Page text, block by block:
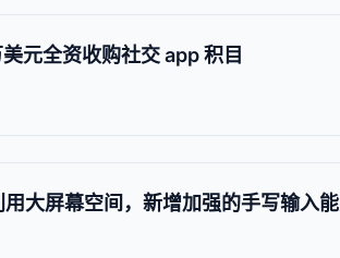
元全资收购社交 app 积目
大屏幕空间，新增加强的手写输入